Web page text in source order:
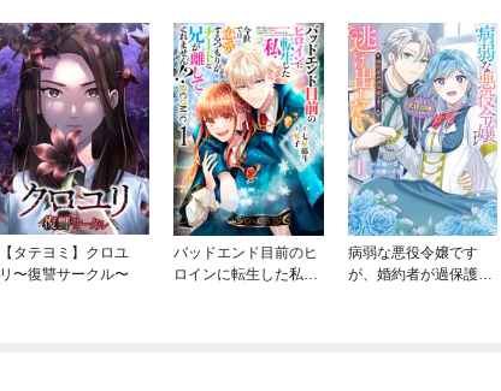
【タテヨミ】クロユ
リ〜復讐サークル〜
バッドエンド目前のヒ
ロインに転生した私、
病弱な悪役令嬢です
が、婚約者が過保護す